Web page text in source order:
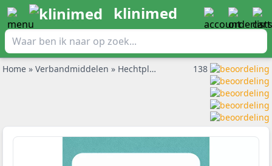
klinimed
Home » Verbandmiddelen » Hechtpleisters en pleisterrol »
138